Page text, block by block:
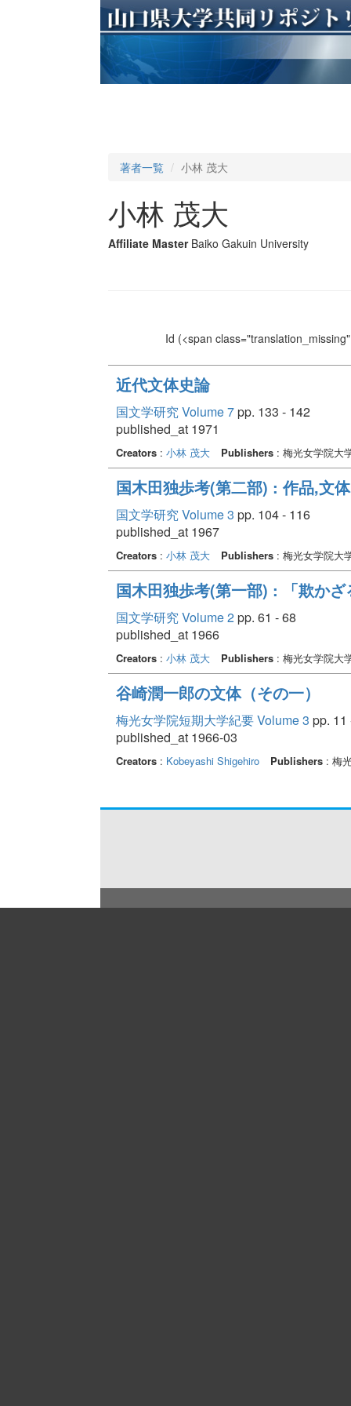
著者一覧 小林 茂大
小林 茂大
Affiliate Master Baiko Gakuin University
Id (<span
近代文体史論
国文学研究 Volume 7pp. 133 - 142
published_at 1971
Creators: 小林 茂大 Publishers: 梅光女学院大
国木田独歩考(第二部) : 作品,文
国文学研究 Volume 3 pp. 104 - 116
published_at 1967
Creators: 小林 茂大 Publishers: 梅光女学院大
国木田独歩考(第一部) : 「欺か
国文学研究 Volume 2pp. 61 - 68
published_at 1966
Creators: 小林 茂大 Publishers: 梅光女学院大
谷崎潤一郎の文体（その一）
梅光女学院短期大学紀要 Volume 3 pp. 11
published_at 1966-03
Creators: Kobeyashi Shigehiro Publishers: 梅